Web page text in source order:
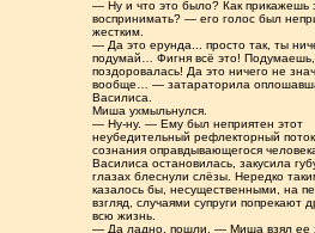
— Ну и что это было? Как прикажешь
воспринимать? — его голос был
жестким.
— Да это ерунда... просто так, ты
подумай… Фигня всё это! Подумаешь,
поздоровалась! Да это ничего не
вообще… — затараторила
Василиса.
Миша ухмыльнулся.
— Ну-ну. — Ему был неприятен этот
неубедительный рефлекторный поток
сознания оправдывающегося
Василиса остановилась, закусила
глазах блеснули слёзы. Нередко
казалось бы, несущественными, на
взгляд, случаями супруги попрекают
всю жизнь.
— Да ладно, пошли. — Миша взял ее